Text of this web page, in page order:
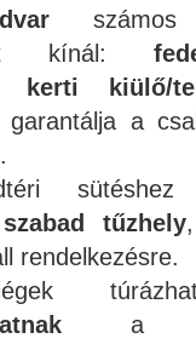
számos
kínál:
kerti kiülő/
garantálja a
szabad tűzhely,
rendelkezésre.